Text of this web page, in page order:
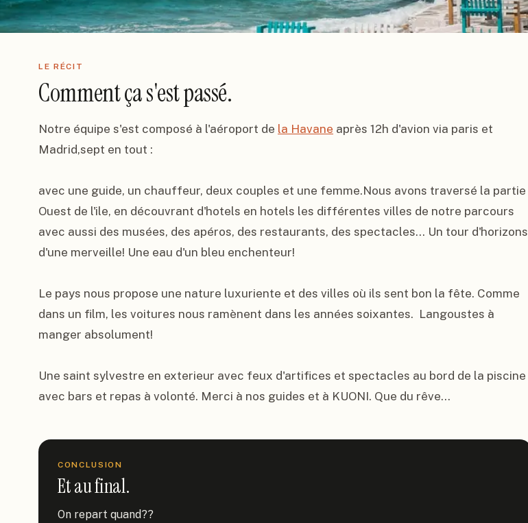
LE RÉCIT
Comment ça s'est passé.
Notre équipe s'est composé à l'aéroport de la Havane après 12h d'avion via paris et
Madrid,sept en tout :
avec une guide, un chauffeur, deux couples et une femme.Nous avons traversé la partie
Ouest de l'ile, en découvrant d'hotels en hotels les différentes villes de notre parcours
avec aussi des musées, des apéros, des restaurants, des spectacles... Un tour d'horizons
d'une merveille! Une eau d'un bleu enchenteur!
Le pays nous propose une nature luxuriente et des villes où ils sent bon la fête. Comme
dans un film, les voitures nous ramènent dans les années soixantes.  Langoustes à
manger absolument!
Une saint sylvestre en exterieur avec feux d'artifices et spectacles au bord de la piscine
avec bars et repas à volonté. Merci à nos guides et à KUONI. Que du rêve...
CONCLUSION
Et au final.
On repart quand??